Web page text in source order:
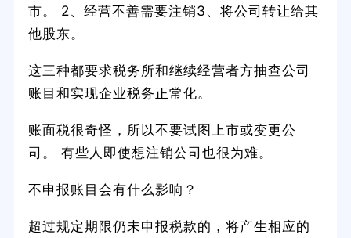
市。 2、经营不善需要注销3、将公司转让给其
他股东。
这三种都要求税务所和继续经营者方抽查公司
账目和实现企业税务正常化。
账面税很奇怪，所以不要试图上市或变更公
司。 有些人即使想注销公司也很为难。
不申报账目会有什么影响？
超过规定期限仍未申报税款的，将产生相应的